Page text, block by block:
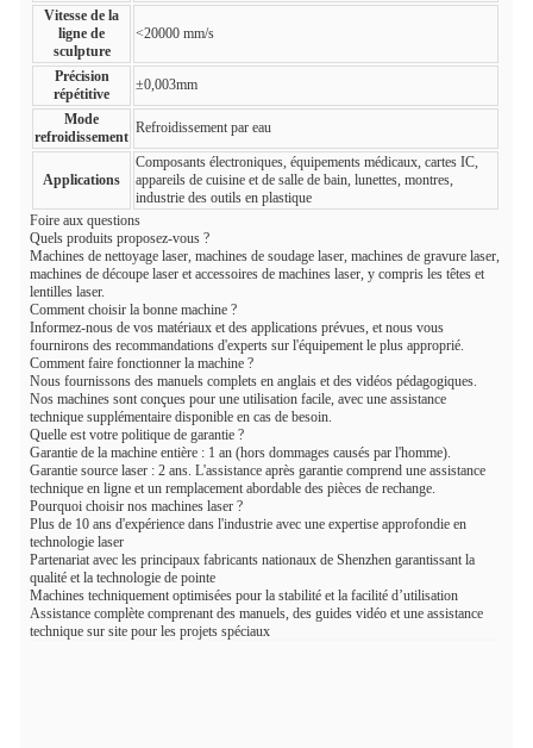
Vitesse de la
ligne de
sculpture
<20000 mm/s
Précision
répétitive
±0,003mm
Mode
refroidissement
Refroidissement par eau
Applications
Composants électroniques, équipements médicaux, cartes IC,
appareils de cuisine et de salle de bain, lunettes, montres,
industrie des outils en plastique
Foire aux questions
Quels produits proposez-vous ?
Machines de nettoyage laser, machines de soudage laser, machines de gravure laser,
machines de découpe laser et accessoires de machines laser, y compris les têtes et
lentilles laser.
Comment choisir la bonne machine ?
Informez-nous de vos matériaux et des applications prévues, et nous vous
fournirons des recommandations d'experts sur l'équipement le plus approprié.
Comment faire fonctionner la machine ?
Nous fournissons des manuels complets en anglais et des vidéos pédagogiques.
Nos machines sont conçues pour une utilisation facile, avec une assistance
technique supplémentaire disponible en cas de besoin.
Quelle est votre politique de garantie ?
Garantie de la machine entière : 1 an (hors dommages causés par l'homme).
Garantie source laser : 2 ans. L'assistance après garantie comprend une assistance
technique en ligne et un remplacement abordable des pièces de rechange.
Pourquoi choisir nos machines laser ?
Plus de 10 ans d'expérience dans l'industrie avec une expertise approfondie en
technologie laser
Partenariat avec les principaux fabricants nationaux de Shenzhen garantissant la
qualité et la technologie de pointe
Machines techniquement optimisées pour la stabilité et la facilité d’utilisation
Assistance complète comprenant des manuels, des guides vidéo et une assistance
technique sur site pour les projets spéciaux